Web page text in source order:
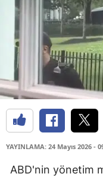
YAYINLAMA: 24 Mayıs 2026 -
ABD'nin yönetim